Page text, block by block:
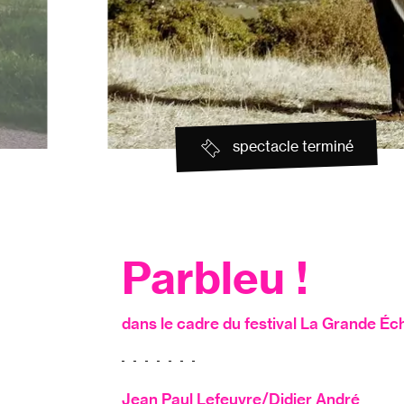
spectacle terminé
Parbleu !
dans le cadre du festival La Grande
Jean Paul Lefeuvre/Didier André